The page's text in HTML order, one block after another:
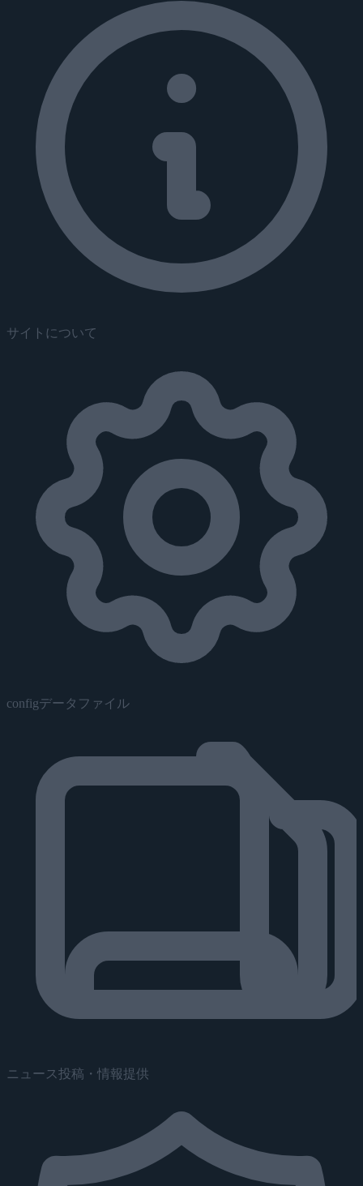
サイトについて
configデータファイル
ニュース投稿・情報提供